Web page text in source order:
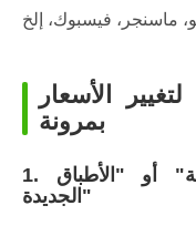
الأسعار
بمرونة
1. أنشئ مجموعة "الأطباق اليومية" أو "الأطباق
الجديدة"